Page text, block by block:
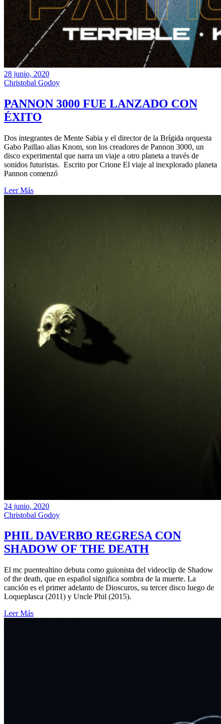
28 junio, 2020
Christobal Godoy
PANNON 3000 FUE LANZADO CON
ÉXITO
Dos integrantes de Mente Sabia y el director de la Brígida orquesta
Gabo Paillao alias Knom, son los creadores de Pannon 3000, un
disco experimental que narra un viaje a otro planeta a través de
sonidos futuristas. Escrito por Crione El viaje al inexplorado planeta
Pannon comenzó
Leer Más
24 junio, 2020
Christobal Godoy
PHIL DAVERBO REGRESA CON
SHADOW OF THE DEATH
El mc puentealtino debuta como guionista del videoclip de Shadow
of the death, que en español significa sombra de la muerte. La
canción es el primer adelanto de Dioscuros, su tercer disco luego de
Loqueplasca (2011) y Uncle Phil (2015).
Leer Más